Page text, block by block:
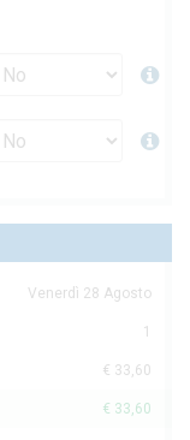
Venerdì 28 Agosto
1
€ 33,60
€ 33,60